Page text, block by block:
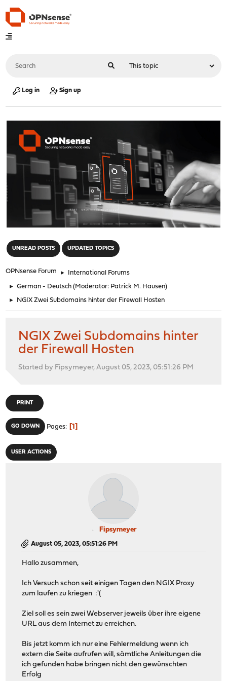
Log in Sign up
UNREAD POSTS UPDATED TOPICS
OPNsense Forum ► International Forums
► German - Deutsch (Moderator: Patrick M. Hausen)
► NGIX Zwei Subdomains hinter der Firewall Hosten
NGIX Zwei Subdomains hinter
der Firewall Hosten
Started by Fipsymeyer, August 05, 2023, 05:51:26 PM
PRINT
GO DOWN Pages 1
USER ACTIONS
Fipsymeyer
August 05, 2023, 05:51:26 PM
Hallo zusammen,
Ich Versuch schon seit einigen Tagen den NGIX Proxy
zum laufen zu kriegen :'(
Ziel soll es sein zwei Webserver jeweils über ihre eigene
URL aus dem Internet zu erreichen.
Bis jetzt komm ich nur eine Fehlermeldung wenn ich
extern die Seite aufrufen will, sämtliche Anleitungen die
ich gefunden habe bringen nicht den gewünschten
Erfolg